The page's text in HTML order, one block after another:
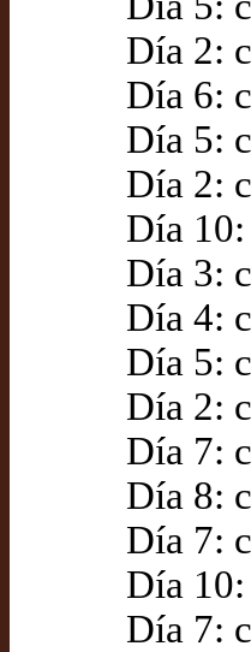
Día 2:
Día 6:
Día 5:
Día 2:
Día
Día 3:
Día 4:
Día 5:
Día 2:
Día 7:
Día 8:
Día 7:
Día
Día 7: